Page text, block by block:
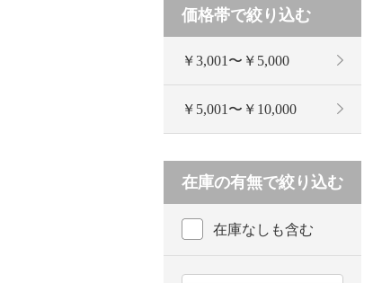
価格帯で絞り込む
￥3,001〜￥5,000
￥5,001〜￥10,000
在庫の有無で絞り込む
在庫なしも含む